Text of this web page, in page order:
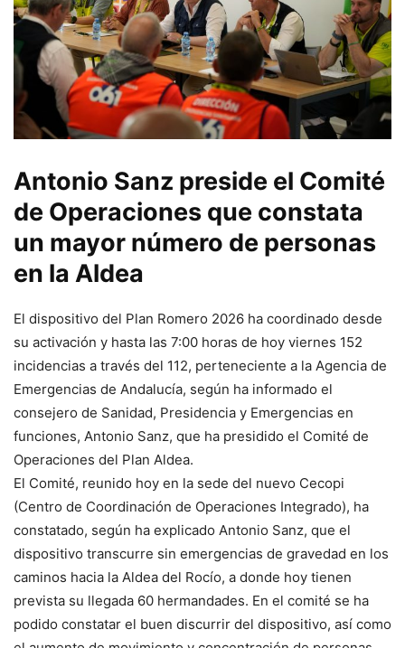
Antonio Sanz preside el Comité
de Operaciones que constata
un mayor número de personas
en la Aldea
El dispositivo del Plan Romero 2026 ha coordinado desde
su activación y hasta las 7:00 horas de hoy viernes 152
incidencias a través del 112, perteneciente a la Agencia de
Emergencias de Andalucía, según ha informado el
consejero de Sanidad, Presidencia y Emergencias en
funciones, Antonio Sanz, que ha presidido el Comité de
Operaciones del Plan Aldea.
El Comité, reunido hoy en la sede del nuevo Cecopi
(Centro de Coordinación de Operaciones Integrado), ha
constatado, según ha explicado Antonio Sanz, que el
dispositivo transcurre sin emergencias de gravedad en los
caminos hacia la Aldea del Rocío, a donde hoy tienen
prevista su llegada 60 hermandades. En el comité se ha
podido constatar el buen discurrir del dispositivo, así como